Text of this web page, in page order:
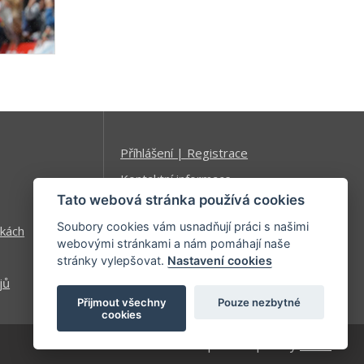
Příhlášení | Registrace
Kontaktní informace
Mapa stránek
Tato webová stránka používá cookies
Soubory cookies vám usnadňují práci s našimi
webovými stránkami a nám pomáhají naše
stránky vylepšovat. Nastavení cookies
Přijmout všechny
cookies
Pouze nezbytné